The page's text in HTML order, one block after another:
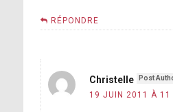
RÉPONDRE
Christelle
19 JUIN 2011 À 11